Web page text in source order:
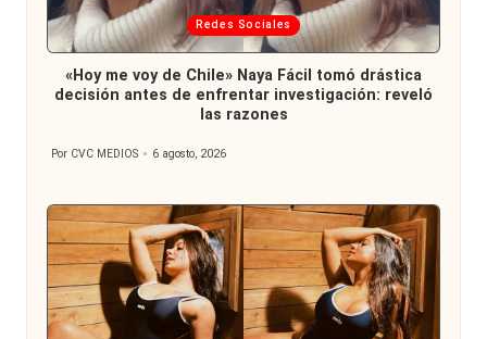
Publicada
en
Redes Sociales
«Hoy me voy de Chile» Naya Fácil tomó drástica
decisión antes de enfrentar investigación: reveló
las razones
Publicado
Por CVC MEDIOS 6 agosto, 2026